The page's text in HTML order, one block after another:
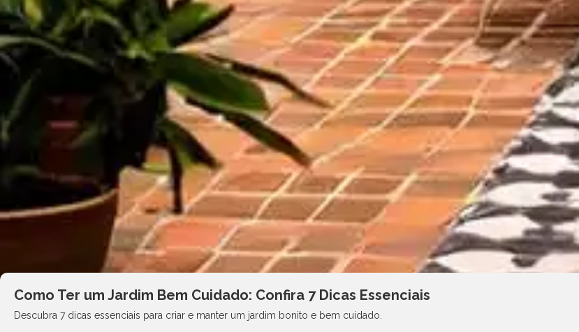
Como Ter um Jardim Bem Cuidado: Confira 7 Dicas Essenciais
Descubra 7 dicas essenciais para criar e manter um jardim bonito e bem cuidado.